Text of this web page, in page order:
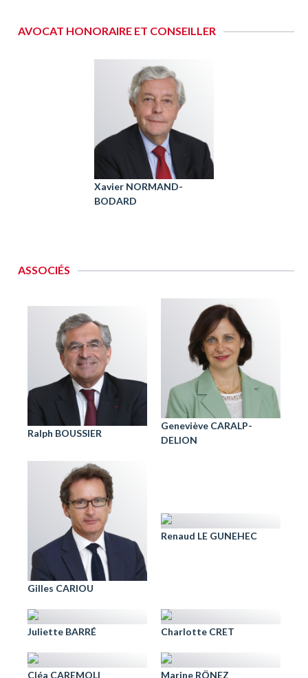
AVOCAT HONORAIRE ET CONSEILLER
Xavier NORMAND-
BODARD
ASSOCIÉS
Ralph BOUSSIER
Geneviève CARALP-
DELION
Gilles CARIOU
Renaud LE GUNEHEC
Juliette BARRÉ Charlotte CRET
Cléa CAREMOLI Marine RÖNEZ